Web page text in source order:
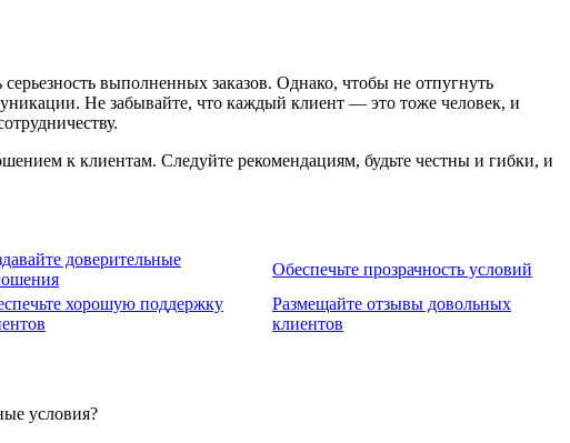
выполненных заказов. Однако, чтобы не отпугнуть
Не забывайте, что каждый клиент — это тоже человек, и
к клиентам. Следуйте рекомендациям, будьте честны и гибки, и
доверительные
Обеспечьте прозрачность условий
хорошую поддержку
Размещайте отзывы довольных
клиентов
условия?